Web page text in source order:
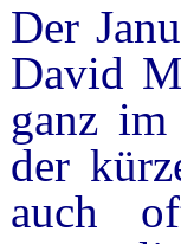
Der
David
ganz im
der
auch